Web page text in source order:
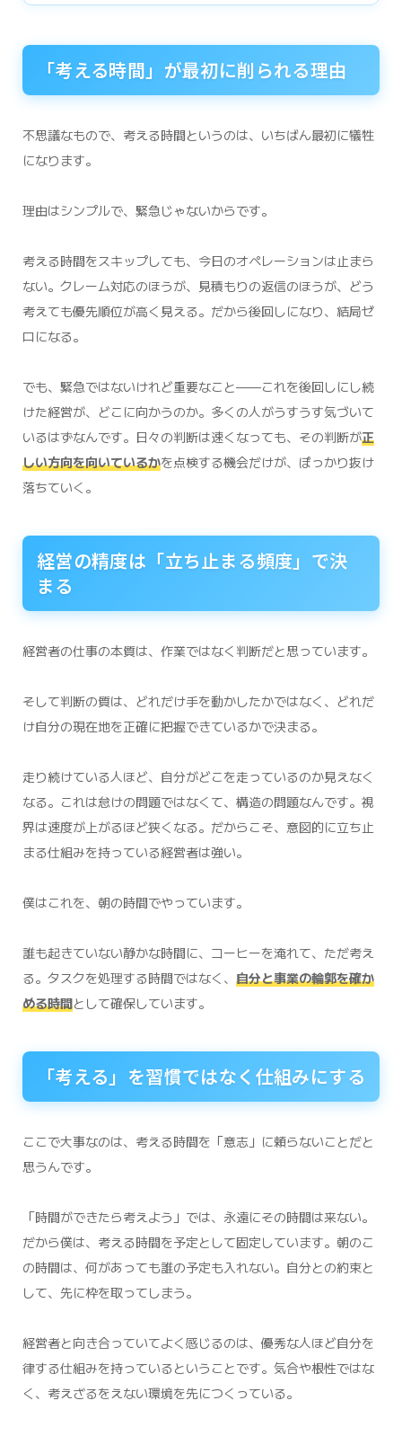
「考える時間」が最初に削られる理由
不思議なもので、考える時間というのは、いちばん最初に犠牲
になります。
理由はシンプルで、緊急じゃないからです。
考える時間をスキップしても、今日のオペレーションは止まら
ない。クレーム対応のほうが、見積もりの返信のほうが、どう
考えても優先順位が高く見える。だから後回しになり、結局ゼ
ロになる。
でも、緊急ではないけれど重要なこと——これを後回しにし続
けた経営が、どこに向かうのか。多くの人がうすうす気づいて
いるはずなんです。日々の判断は速くなっても、その判断が正
しい方向を向いているかを点検する機会だけが、ぽっかり抜け
落ちていく。
経営の精度は「立ち止まる頻度」で決
まる
経営者の仕事の本質は、作業ではなく判断だと思っています。
そして判断の質は、どれだけ手を動かしたかではなく、どれだ
け自分の現在地を正確に把握できているかで決まる。
走り続けている人ほど、自分がどこを走っているのか見えなく
なる。これは怠けの問題ではなくて、構造の問題なんです。視
界は速度が上がるほど狭くなる。だからこそ、意図的に立ち止
まる仕組みを持っている経営者は強い。
僕はこれを、朝の時間でやっています。
誰も起きていない静かな時間に、コーヒーを淹れて、ただ考え
る。タスクを処理する時間ではなく、 自分と事業の輪郭を確か
める時間として確保しています。
「考える」を習慣ではなく仕組みにする
ここで大事なのは、考える時間を「意志」に頼らないことだと
思うんです。
「時間ができたら考えよう」では、永遠にその時間は来ない。
だから僕は、考える時間を予定として固定しています。朝のこ
の時間は、何があっても誰の予定も入れない。自分との約束と
して、先に枠を取ってしまう。
経営者と向き合っていてよく感じるのは、優秀な人ほど自分を
律する仕組みを持っているということです。気合や根性ではな
く、考えざるをえない環境を先につくっている。